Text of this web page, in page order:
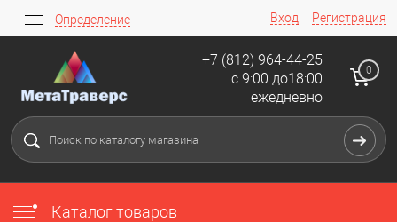
Вход Регистрация
Определение
+7 (812) 964-44-25
с 9:00 до18:00
ежедневно
0
Каталог товаров